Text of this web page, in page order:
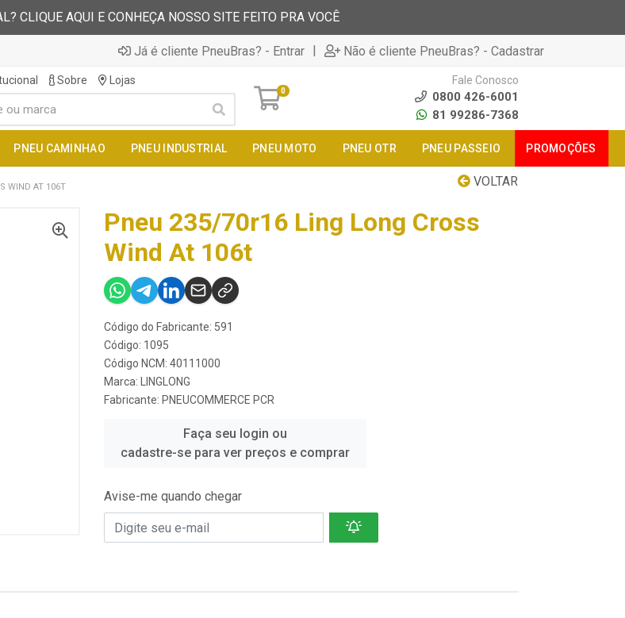
CLIQUE AQUI E CONHEÇA NOSSO SITE FEITO PRA VOCÊ
Já é cliente PneuBras? - Entrar | Não é cliente PneuBras? - Cadastrar
Sobre Lojas
0
Fale Conosco
0800 426-6001
81 99286-7368
PNEU CAMINHAO PNEU INDUSTRIAL PNEU MOTO PNEU OTR PNEU PASSEIO PROMOÇÕES
VOLTAR
WIND AT 106T
Pneu 235/70r16 Ling Long Cross
Wind At 106t
Código do Fabricante: 591
Código: 1095
Código NCM: 40111000
Marca:
LINGLONG
Fabricante: PNEUCOMMERCE PCR
Faça seu login ou
cadastre-se para ver preços e comprar
Avise-me quando chegar